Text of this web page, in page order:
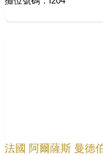
法國 阿爾薩斯 曼德